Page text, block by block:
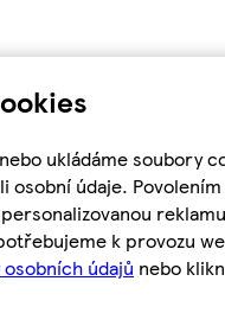
ukládáme soubory
osobní údaje.
k provozu
údajů nebo